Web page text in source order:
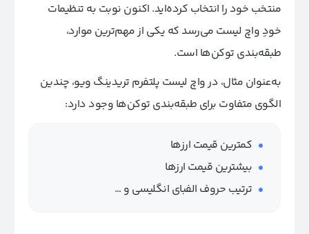
منتخب خود را انتخاب کرده‌اید. اکنون نوبت به تنظیمات
خودِ واچ لیست می‌رسد که یکی از مهم‌ترین موارد،
طبقهبندی توکن‌ها است.
به‌عنوان مثال، در واچ لیست پلتفرم تریدینگ ویو، چندین
الگوی متفاوت برای طبقه‌بندی توکن‌ها وجود دارد:
کمترین قیمت ارزها
بیشترین قیمت ارزها
ترتیب حروف الفبای انگلیسی و …